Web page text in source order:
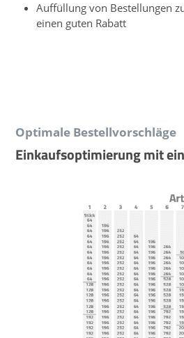
Auffüllung von Bestellungen
einen guten Rabatt
Optimale Bestellvorschläge
Einkaufsoptimierung mit